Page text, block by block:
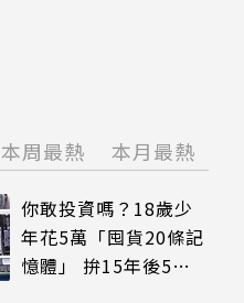
本周最熱 本月最熱
你敢投資嗎？18歲少
年花5萬「囤貨20條記
憶體」 拚15年後5倍